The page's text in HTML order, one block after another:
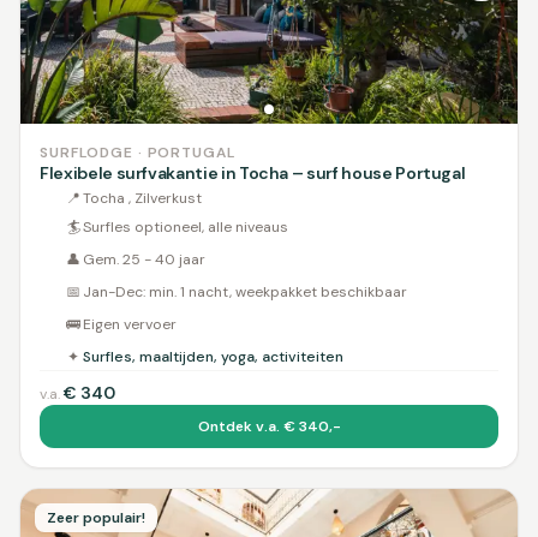
SURFLODGE · PORTUGAL
Flexibele surfvakantie in Tocha – surf house Portugal
📍Tocha , Zilverkust
🏄Surfles optioneel, alle niveaus
👤 Gem. 25 - 40 jaar
📅 Jan-Dec: min. 1 nacht, weekpakket beschikbaar
🚌Eigen vervoer
✦ Surfles, maaltijden, yoga, activiteiten
v.a.€ 340
Ontdek v.a. € 340,-
Zeer populair!